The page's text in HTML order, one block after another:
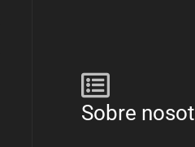
Sobre